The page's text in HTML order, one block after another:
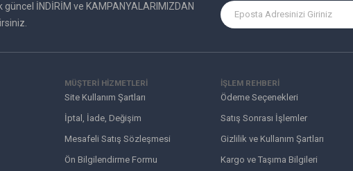
güncel İNDİRİM ve KAMPANYALARIMIZDAN
MÜŞTERI HIZMETLERI
Site Kullanım Şartları
İptal, İade, Değişim
Mesafeli Satış Sözleşmesi
Ön Bilgilendirme Formu
İŞLEM REHBERİ
Ödeme Seçenekleri
Satış Sonrası İşlemler
Gizlilik ve Kullanım Şartları
Kargo ve Taşıma Bilgileri